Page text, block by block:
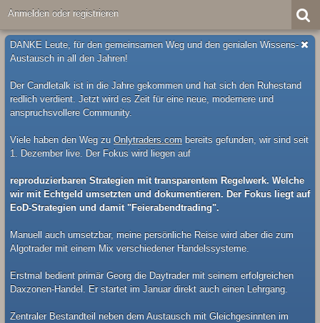
Anmelden oder registrieren
DANKE Leute, für den gemeinsamen Weg und den genialen Wissens-
Austausch in all den Jahren!
Der Candletalk ist in die Jahre gekommen und hat sich den Ruhestand
redlich verdient. Jetzt wird es Zeit für eine neue, modernere und
anspruchsvollere Community.
Viele haben den Weg zu Onlytraders.com bereits gefunden, wir sind seit
1. Dezember live. Der Fokus wird liegen auf
reproduzierbaren Strategien mit transparentem Regelwerk. Welche
wir mit Echtgeld umsetzten und dokumentieren. Der Fokus liegt auf
EoD-Strategien und damit "Feierabendtrading".
Manuell auch umsetzbar, meine persönliche Reise wird aber die zum
Algotrader mit einem Mix verschiedener Handelssysteme.
Erstmal bedient primär Georg die Daytrader mit seinem erfolgreichen
Daxzonen-Handel. Er startet im Januar direkt auch einen Lehrgang.
Zentraler Bestandteil neben dem Austausch mit Gleichgesinnten im